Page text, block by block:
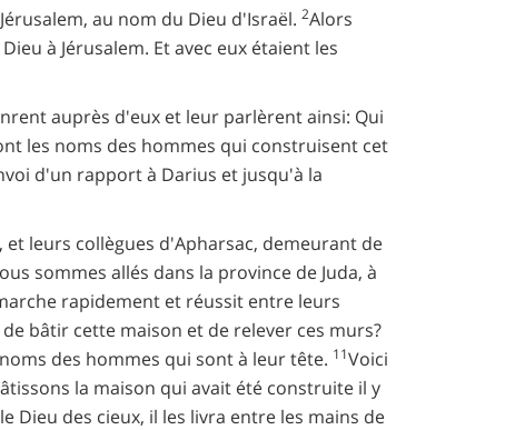
au nom du Dieu d'Israël. 2Alors
à Jérusalem. Et avec eux étaient les
auprès d'eux et leur parlèrent ainsi: Qui
les noms des hommes qui construisent cet
d'un rapport à Darius et jusqu'à la
leurs collègues d'Apharsac, demeurant de
sommes allés dans la province de Juda, à
rapidement et réussit entre leurs
bâtir cette maison et de relever ces murs?
des hommes qui sont à leur tête. 11Voici
la maison qui avait été construite il y
Dieu des cieux, il les livra entre les mains de